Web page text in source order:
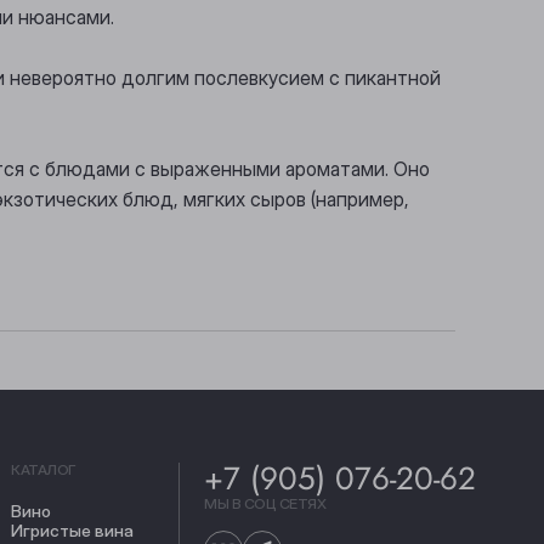
нюансами.
долгим послевкусием с пикантной
с блюдами с выраженными ароматами. Оно
блюд, мягких сыров (например,
КАТАЛОГ
Вино
Игристые вина
+7 (905) 076-20-62
МЫ В СОЦ СЕТЯХ